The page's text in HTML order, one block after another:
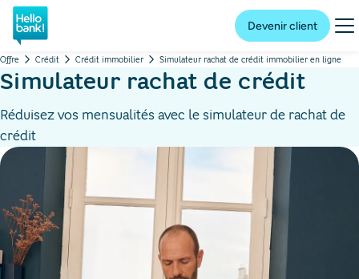
Hello bank! la banque en ligne de BNP Paribas
Devenir client
Offre Crédit Crédit immobilier Simulateur rachat de crédit immobilier en ligne
Simulateur rachat de crédit
Réduisez vos mensualités avec le simulateur de rachat de
crédit